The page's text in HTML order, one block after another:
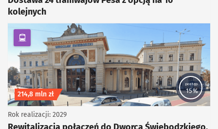
kolejnych
kategoria Komunikacja zbiorowa
postęp
15%
Koszt inwestycji
214,8 mln zł
Rok realizacji: 2029